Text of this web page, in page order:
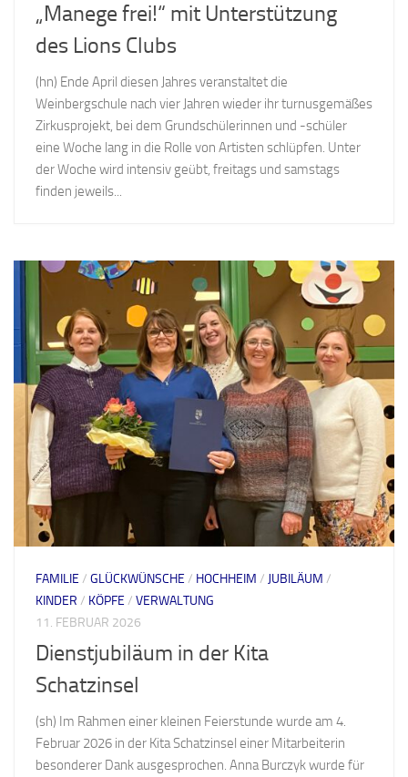
„Manege frei!“ mit Unterstützung
des Lions Clubs
(hn) Ende April diesen Jahres veranstaltet die
Weinbergschule nach vier Jahren wieder ihr turnusgemäßes
Zirkusprojekt, bei dem Grundschülerinnen und -schüler
eine Woche lang in die Rolle von Artisten schlüpfen. Unter
der Woche wird intensiv geübt, freitags und samstags
finden jeweils...
FAMILIE / GLÜCKWÜNSCHE / HOCHHEIM / JUBILÄUM /
KINDER / KÖPFE / VERWALTUNG
11. FEBRUAR 2026
Dienstjubiläum in der Kita
Schatzinsel
(sh) Im Rahmen einer kleinen Feierstunde wurde am 4.
Februar 2026 in der Kita Schatzinsel einer Mitarbeiterin
besonderer Dank ausgesprochen. Anna Burczyk wurde für